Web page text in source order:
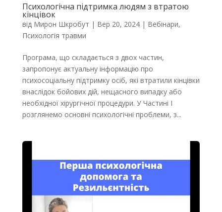
Психологічна підтримка людям з втратою
кінцівок
від Мирон Шкробут | Вер 20, 2024| Вебінари,
Психологія травми
Програма, що складається з двох частин,
запропонує актуальну інформацію про
психосоціальну підтримку осіб, які втратили кінцівки
внаслідок бойових дій, нещасного випадку або
необхідної хірургічної процедури. У Частині I
розглянемо основні психологічні проблеми, з...